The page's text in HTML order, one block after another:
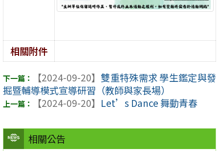
相關公告
相關附件
【2024-09-20】 雙重特殊需求 學生鑑定與發
掘暨輔導模式宣導研習（教師與家長場）
【2024-09-20】 Let’s Dance 舞動青春